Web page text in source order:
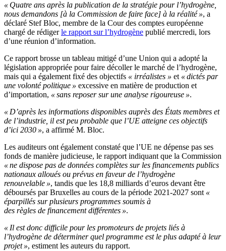
« Quatre ans après la publication de la stratégie pour l’hydrogène,
nous demandons [à la Commission de faire face] à la réalité », a
déclaré Stef Bloc, membre de la Cour des comptes européenne
chargé de rédigerle rapport sur l’hydrogène publié mercredi, lors
d’une réunion d’information.
Ce rapport brosse un tableau mitigé d’une Union qui a adopté la
législation appropriée pour faire décoller le marché de l’hydrogène,
mais qui a également fixé des objectifs « irréalistes » et « dictés par
une volonté politique » excessive en matière de production et
d’importation, « sans reposer sur une analyse rigoureuse ».
« D’après les informations disponibles auprès des États membres et
de l’industrie, il est peu probable que l’UE atteigne ces objectifs
d’ici 2030 », a affirmé M. Bloc.
Les auditeurs ont également constaté que l’UE ne dépense pas ses
fonds de manière judicieuse, le rapport indiquant que la Commission
« ne dispose pas de données complètes sur les financements publics
nationaux alloués ou prévus en faveur de l’hydrogène
renouvelable », tandis que les 18,8 milliards d’euros devant être
déboursés par Bruxelles au cours de la période 2021-2027 sont «
éparpillés sur plusieurs programmes soumis à
des règles de financement différentes ».
« Il est donc difficile pour les promoteurs de projets liés à
l’hydrogène de déterminer quel programme est le plus adapté à leur
projet », estiment les auteurs du rapport.